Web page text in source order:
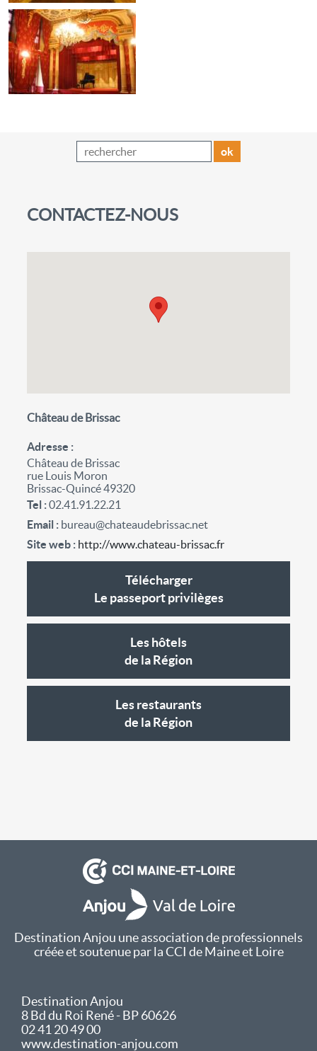
ok
CONTACTEZ-NOUS
Château de Brissac
Adresse
Château de Brissac
rue Louis Moron
Brissac-Quincé 49320
Tel 02.41.91.22.21
Email
bureau@chateaudebrissac.net
Site web
http://www.chateau-brissac.fr
Télécharger
Le passeport privilèges
Les hôtels
de la Région
Les restaurants
de la Région
Destination Anjou une association de professionnels
créée et soutenue par la CCI de Maine et Loire
Destination Anjou
8 Bd du Roi René - BP 60626
02 41 20 49 00
www.destination-anjou.com